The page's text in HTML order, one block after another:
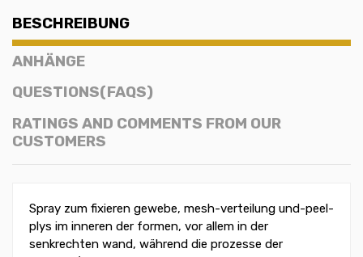
BESCHREIBUNG
ANHÄNGE
QUESTIONS(FAQS)
RATINGS AND COMMENTS FROM OUR
CUSTOMERS
Spray zum fixieren gewebe, mesh-verteilung und-peel-
plys im inneren der formen, vor allem in der
senkrechten wand, während die prozesse der